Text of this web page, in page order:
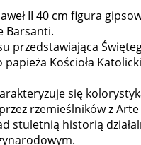
II 40 cm figura
Barsanti.
przedstawiająca
Kościoła
się
rzemieślników z Arte
stuletnią historią